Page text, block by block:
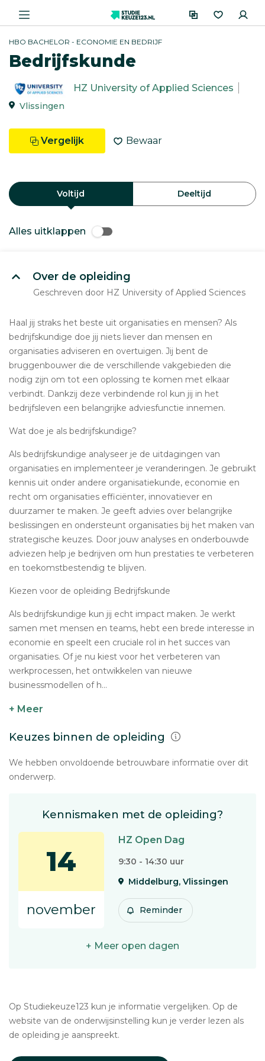
HBO BACHELOR - ECONOMIE EN BEDRIJF
Bedrijfskunde
HZ University of Applied Sciences
Vlissingen
Vergelijk Bewaar
Voltijd Deeltijd
Alles uitklappen
Over de opleiding
Geschreven door HZ University of Applied Sciences
Haal jij straks het beste uit organisaties en mensen? Als
bedrijfskundige doe jij niets liever dan mensen en
organisaties adviseren en overtuigen. Jij bent de
bruggenbouwer die de verschillende vakgebieden die
nodig zijn om tot een oplossing te komen met elkaar
verbindt. Dankzij deze verbindende rol kun jij in het
bedrijfsleven een belangrijke adviesfunctie innemen.
Wat doe je als bedrijfskundige?
Als bedrijfskundige analyseer je de uitdagingen van
organisaties en implementeer je veranderingen. Je gebruikt
kennis uit onder andere organisatiekunde, economie en
recht om organisaties efficiënter, innovatiever en
duurzamer te maken. Je geeft advies over belangrijke
beslissingen en ondersteunt organisaties bij het maken van
strategische keuzes. Door jouw analyses en onderbouwde
adviezen help je bedrijven om hun prestaties te verbeteren
en toekomstbestendig te blijven.
Kiezen voor de opleiding Bedrijfskunde
Als bedrijfskundige kun jij echt impact maken. Je werkt
samen met mensen en teams, hebt een brede interesse in
economie en speelt een cruciale rol in het succes van
organisaties. Of je nu kiest voor het verbeteren van
werkprocessen, het ontwikkelen van nieuwe
businessmodellen of h...
+ Meer
Keuzes binnen de opleiding
We hebben onvoldoende betrouwbare informatie over dit
onderwerp.
Kennismaken met de opleiding?
14
november
HZ Open Dag
9:30 - 14:30 uur
Middelburg, Vlissingen
Reminder
+ Meer open dagen
Op Studiekeuze123 kun je informatie vergelijken. Op de
website van de onderwijsinstelling kun je verder lezen als
de opleiding je aanspreekt.